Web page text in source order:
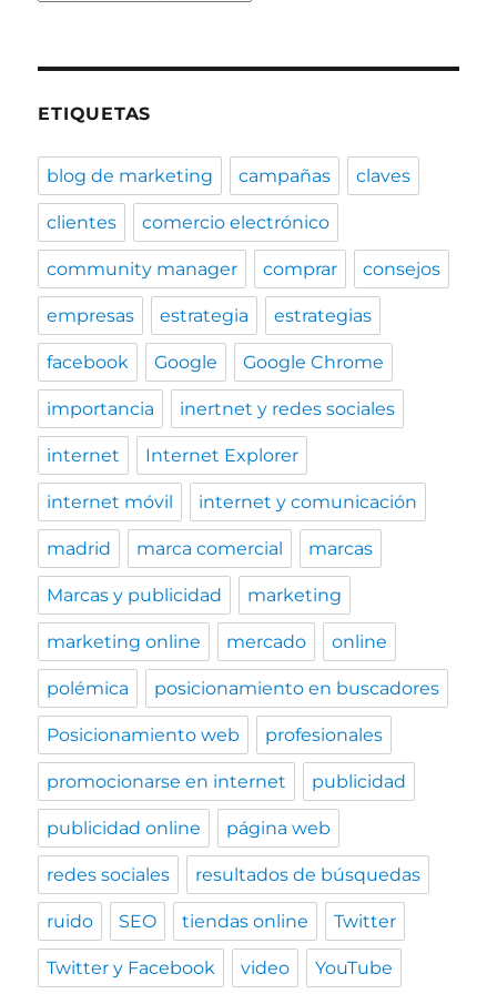
ETIQUETAS
blog de marketing campañas claves
clientes comercio electrónico
community manager comprar consejos
empresas estrategia estrategias
facebook Google Google Chrome
importancia inertnet y redes sociales
internet Internet Explorer
internet móvil internet y comunicación
madrid marca comercial marcas
Marcas y publicidad marketing
marketing online mercado online
polémica posicionamiento en buscadores
Posicionamiento web profesionales
promocionarse en internet publicidad
publicidad online página web
redes sociales resultados de búsquedas
ruido SEO tiendas online Twitter
Twitter y Facebook video YouTube